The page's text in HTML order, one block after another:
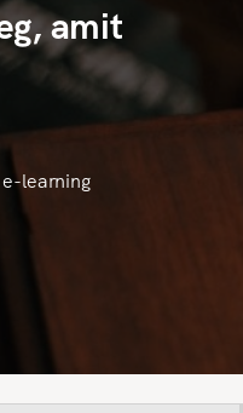
amit
learning